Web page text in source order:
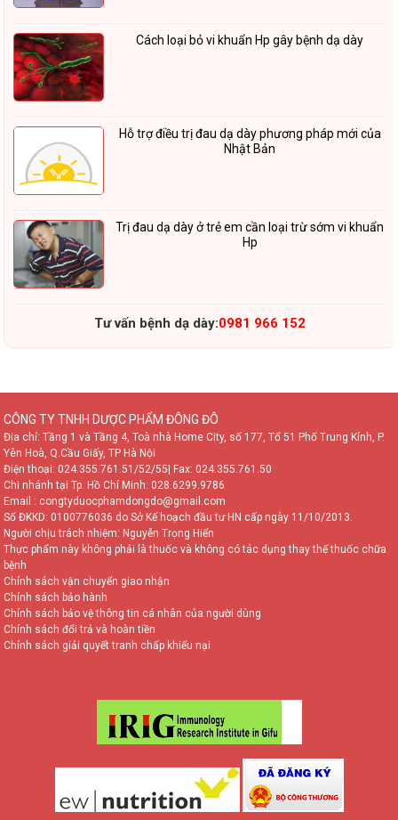
Cách loại bỏ vi khuẩn Hp gây bệnh dạ dày
Hỗ trợ điều trị đau dạ dày phương pháp mới của
Nhật Bản
Trị đau dạ dày ở trẻ em cần loại trừ sớm vi khuẩn
Hp
Tư vấn bệnh dạ dày:0981 966 152
CÔNG TY TNHH DƯỢC PHẨM ĐÔNG ĐÔ
Địa chỉ: Tầng 1 và Tầng 4, Toà nhà Home City, số 177, Tổ 51 Phố Trung Kính, P.
Yên Hoà, Q.Cầu Giấy, TP Hà Nội
Điện thoại: 024.355.761.51/52/55
| Fax: 024.355.761.50
Chi nhánh tại Tp. Hồ Chí Minh: 028.6299.9786
Email : congtyduocphamdongdo@gmail.com
Số ĐKKD: 0100776036 do Sở Kế hoạch đầu tư HN cấp ngày 11/10/2013.
Người chịu trách nhiệm: Nguyễn Trọng Hiển
Thực phẩm này không phải là thuốc và không có tác dụng thay thế thuốc chữa
bệnh
Chính sách vận chuyển giao nhận
Chính sách bảo hành
Chính sách bảo vệ thông tin cá nhân của người dùng
Chính sách đổi trả và hoàn tiền
Chính sách giải quyết tranh chấp khiếu nại